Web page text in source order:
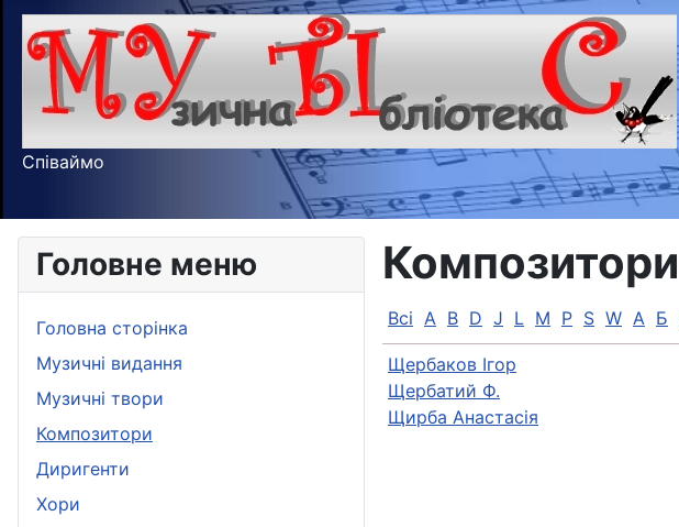
Співаймо
Головне меню
Головна сторінка
Музичні видання
Музичні твори
Композитори
Диригенти
Хори
Композитори
Всі A B D J L M P S W А Б
Щербаков Ігор
Щербатий Ф.
Щирба Анастасія